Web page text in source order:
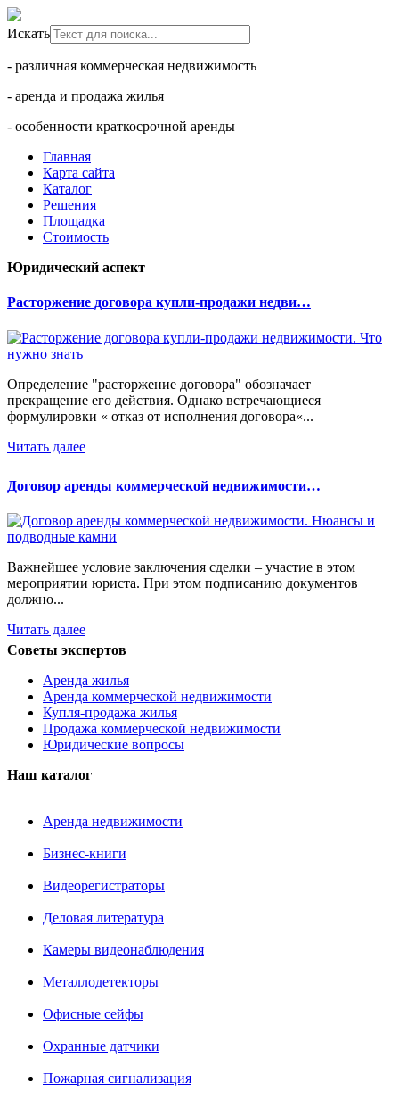
Искать
- различная коммерческая недвижимость
- аренда и продажа жилья
- особенности краткосрочной аренды
Главная
Карта сайта
Каталог
Решения
Площадка
Стоимость
Юридический аспект
Расторжение договора купли-продажи недви…
Определение "расторжение договора" обозначает
прекращение его действия. Однако встречающиеся
формулировки « отказ от исполнения договора«...
Читать далее
Договор аренды коммерческой недвижимости…
Важнейшее условие заключения сделки – участие в этом
мероприятии юриста. При этом подписанию документов
должно...
Читать далее
Советы экспертов
Аренда жилья
Аренда коммерческой недвижимости
Купля-продажа жилья
Продажа коммерческой недвижимости
Юридические вопросы
Наш каталог
Аренда недвижимости
Бизнес-книги
Видеорегистраторы
Деловая литература
Камеры видеонаблюдения
Металлодетекторы
Офисные сейфы
Охранные датчики
Пожарная сигнализация